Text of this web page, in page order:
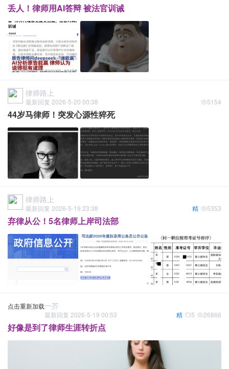
丢人！律师用AI答辩 被法官训诫
律师路上
最新回复 2026-5-20 00:38 5154
44岁马律师！突发心源性猝死
律师路上
最新回复 2026-5-19 23:38 5353
精
弃律从公！5名律师上岸司法部
点击重新加载一芥
最新回复 2026-5-19 00:53 26866
5
精
好像是到了律师生涯转折点